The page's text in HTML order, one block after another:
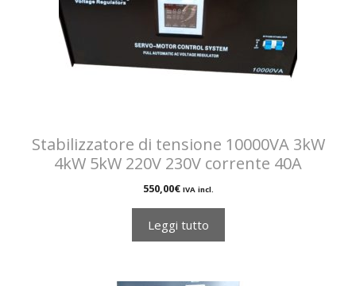
Stabilizzatore di tensione 10000VA 3kW
4kW 5kW 220V 230V corrente 40A
550,00€ IVA incl.
Leggi tutto